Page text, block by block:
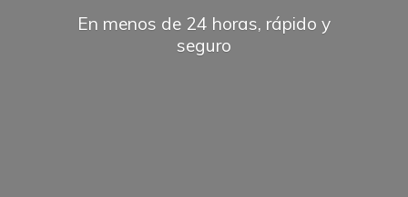
En menos de 24 horas, rápido y
seguro